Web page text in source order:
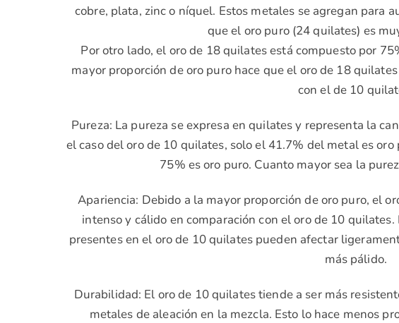
cobre, plata, zinc o níquel. Estos metales se agregan para
que el oro puro (24 quilates) es
Por otro lado, el oro de 18 quilates está compuesto por
mayor proporción de oro puro hace que el oro de 18
con el de 10
Pureza: La pureza se expresa en quilates y representa la
el caso del oro de 10 quilates, solo el 41.7% del metal es
75% es oro puro. Cuanto mayor sea la
Apariencia: Debido a la mayor proporción de oro puro, el
intenso y cálido en comparación con el oro de 10
presentes en el oro de 10 quilates pueden afectar
más pálido.
Durabilidad: El oro de 10 quilates tiende a ser más
metales de aleación en la mezcla. Esto lo hace menos